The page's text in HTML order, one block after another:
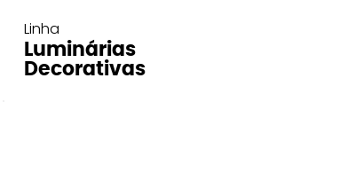
Linha
Luminárias
Decorativas